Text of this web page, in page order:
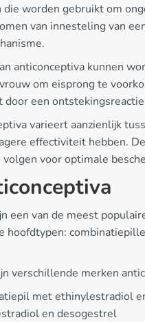
worden gebruikt om
van innesteling van
anticonceptiva kunnen
om eisprong te
een
varieert aanzienlijk
effectiviteit hebben.
voor optimale
een van de meest
hoofdtypen:
verschillende merken
met ethinylestradiol
en desogestrel